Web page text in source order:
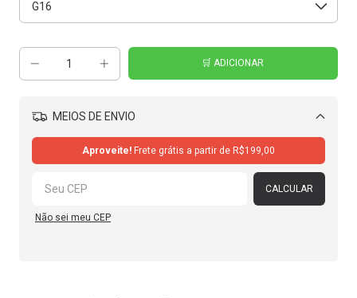
MEIOS DE ENVIO
Aproveite! Frete grátis a partir de R$199,00
CALCULAR
Não sei meu CEP